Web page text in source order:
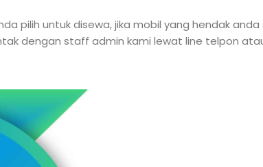
pilih untuk disewa, jika mobil yang hendak
dengan staff admin kami lewat line telpon